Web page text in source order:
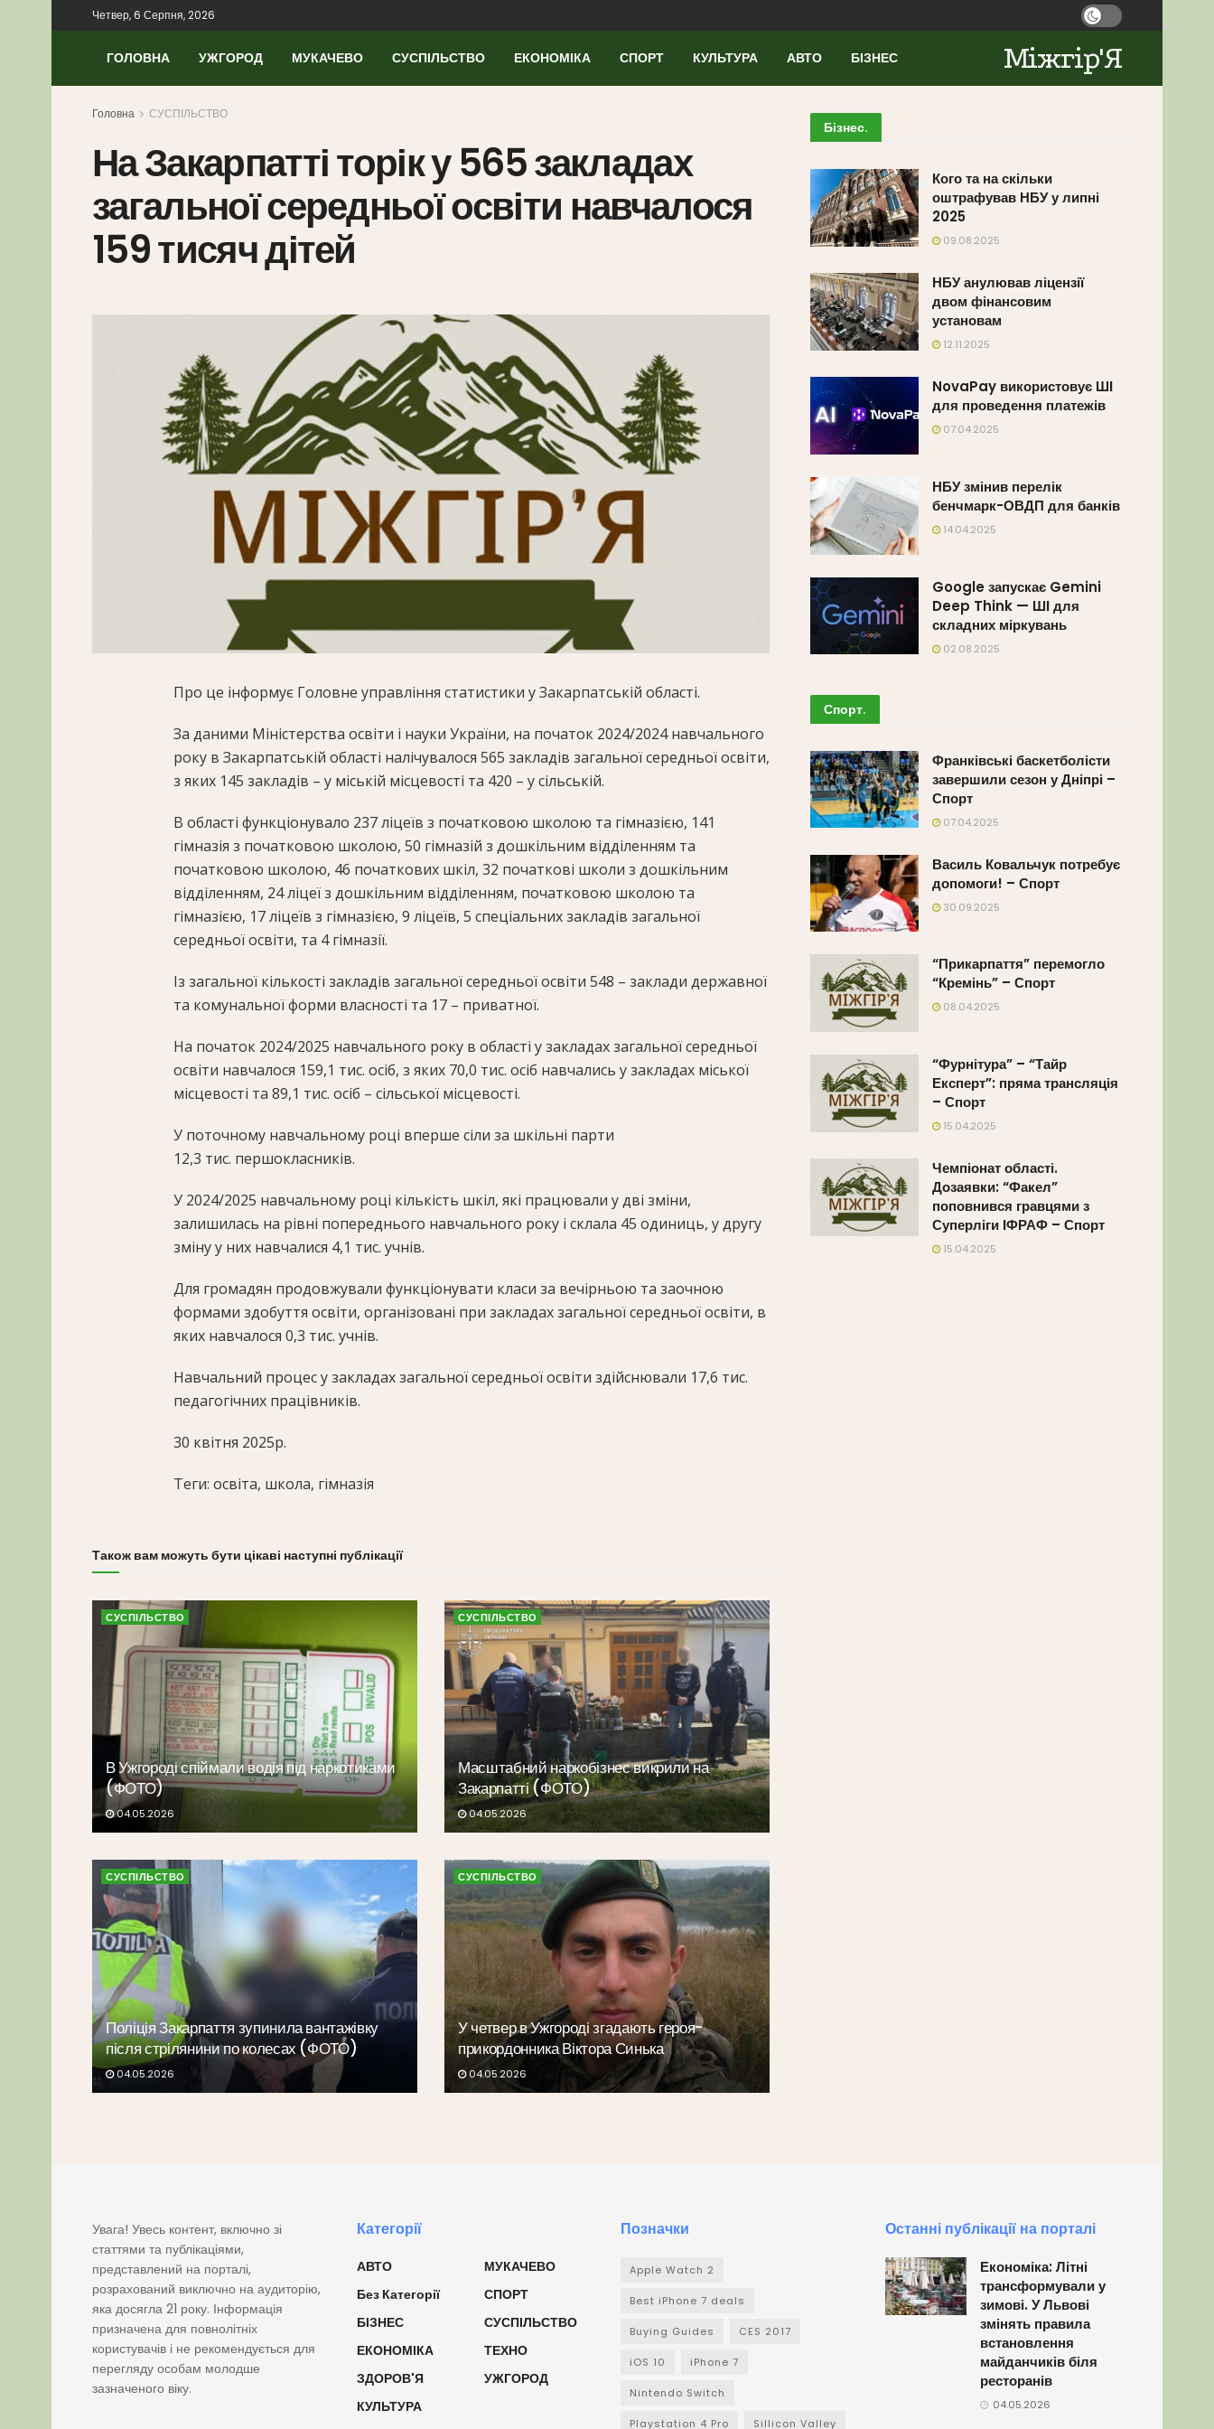
Четвер, 6 Серпня, 2026
ГОЛОВНА УЖГОРОД МУКАЧЕВО СУСПІЛЬСТВО ЕКОНОМІКА СПОРТ КУЛЬТУРА АВТО БІЗНЕС Міжгір'Я
Головна СУСПІЛЬСТВО
На Закарпатті торік у 565 закладах
загальної середньої освіти навчалося
159 тисяч дітей
Про це інформує Головне управлiння статистики у Закарпатськiй областi.
За даними Міністерства освіти і науки України, на початок 2024/2024 навчального
року в Закарпатській області налічувалося 565 закладів загальної середньої освіти,
з яких 145 закладів – у міській місцевості та 420 – у сільській.
В області функціонувало 237 ліцеїв з початковою школою та гімназією, 141
гімназія з початковою школою, 50 гімназій з дошкільним відділенням та
початковою школою, 46 початкових шкіл, 32 початкові школи з дошкільним
відділенням, 24 ліцеї з дошкільним відділенням, початковою школою та
гімназією, 17 ліцеїв з гімназією, 9 ліцеїв, 5 спеціальних закладів загальної
середньої освіти, та 4 гімназії.
Із загальної кількості закладів загальної середньої освіти 548 – заклади державної
та комунальної форми власності та 17 – приватної.
На початок 2024/2025 навчального року в області у закладах загальної середньої
освіти навчалося 159,1 тис. осіб, з яких 70,0 тис. осіб навчались у закладах міської
місцевості та 89,1 тис. осіб – сільської місцевості.
У поточному навчальному році вперше сіли за шкільні парти
12,3 тис. першокласників.
У 2024/2025 навчальному році кількість шкіл, які працювали у дві зміни,
залишилась на рівні попереднього навчального року і склала 45 одиниць, у другу
зміну у них навчалися 4,1 тис. учнів.
Для громадян продовжували функціонувати класи за вечірньою та заочною
формами здобуття освіти, організовані при закладах загальної середньої освіти, в
яких навчалося 0,3 тис. учнів.
Навчальний процес у закладах загальної середньої освіти здійснювали 17,6 тис.
педагогічних працівників.
30 квітня 2025р.
Теги: освіта, школа, гімназія
Також вам можуть бути цікаві наступні публікації
СУСПІЛЬСТВО
В Ужгороді спіймали водія під наркотиками
(ФОТО)
04.05.2026
СУСПІЛЬСТВО
Масштабний наркобізнес викрили на
Закарпатті (ФОТО)
04.05.2026
СУСПІЛЬСТВО
Поліція Закарпаття зупинила вантажівку
після стрілянини по колесах (ФОТО)
04.05.2026
СУСПІЛЬСТВО
У четвер в Ужгороді згадають героя-
прикордонника Віктора Синька
04.05.2026
Бізнес.
Кого та на скільки
оштрафував НБУ у липні
2025
09.08.2025
НБУ анулював ліцензії
двом фінансовим
установам
12.11.2025
NovaPay використовує ШІ
для проведення платежів
07.04.2025
НБУ змінив перелік
бенчмарк-ОВДП для банків
14.04.2025
Google запускає Gemini
Deep Think — ШІ для
складних міркувань
02.08.2025
Спорт.
Франківські баскетболісти
завершили сезон у Дніпрі –
Спорт
07.04.2025
Василь Ковальчук потребує
допомоги! – Спорт
30.09.2025
“Прикарпаття” перемогло
“Кремінь” – Спорт
08.04.2025
“Фурнітура” – “Тайр
Експерт”: пряма трансляція
– Спорт
15.04.2025
Чемпіонат області.
Дозаявки: “Факел”
поповнився гравцями з
Суперліги ІФРАФ – Спорт
15.04.2025
Увага! Увесь контент, включно зі
статтями та публікаціями,
представлений на порталі,
розрахований виключно на аудиторію,
яка досягла 21 року. Інформація
призначена для повнолітніх
користувачів і не рекомендується для
перегляду особам молодше
зазначеного віку.
Категорії
АВТО
Без Категорії
БІЗНЕС
ЕКОНОМІКА
ЗДОРОВ'Я
КУЛЬТУРА
МУКАЧЕВО
СПОРТ
СУСПІЛЬСТВО
ТЕХНО
УЖГОРОД
Позначки
Apple Watch 2
Best iPhone 7 deals
Buying Guides CES 2017
iOS 10 iPhone 7
Nintendo Switch
Playstation 4 Pro Sillicon Valley
Останні публікації на порталі
Економіка: Літні
трансформували у
зимові. У Львові
змінять правила
встановлення
майданчиків біля
ресторанів
04.05.2026